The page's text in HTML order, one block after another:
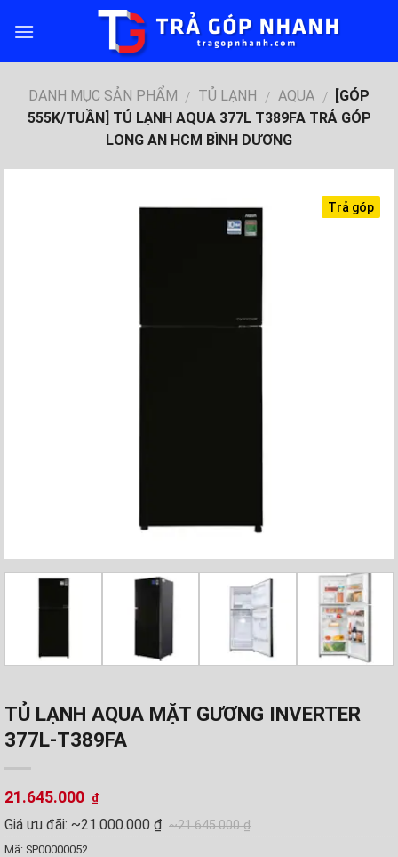
DANH MỤC SẢN PHẨM / TỦ LẠNH / AQUA /
[GÓP
555K/TUẦN] TỦ LẠNH AQUA 377L T389FA TRẢ GÓP
LONG AN HCM BÌNH DƯƠNG
Trả góp
TỦ LẠNH AQUA MẶT GƯƠNG INVERTER
377L-T389FA
21.645.000 ₫
Giá ưu đãi: ~21.000.000 ₫ ~21.645.000 ₫
Mã: SP00000052